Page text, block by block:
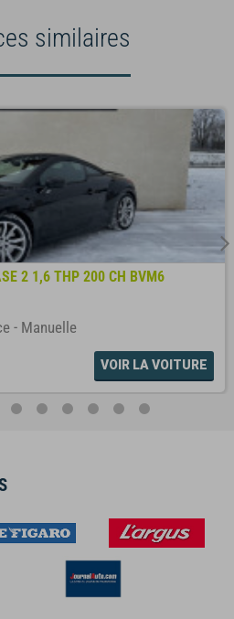
similaires
2 1,6 THP 200 CH BVM6
- Manuelle
VOIR LA VOITURE